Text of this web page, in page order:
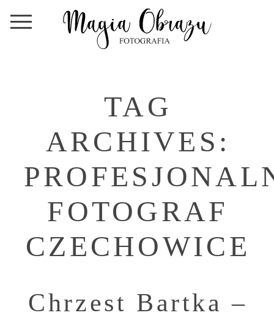
TAG
ARCHIVES:
FOTOGRAF
CZECHOWICE
Chrzest Bartka –